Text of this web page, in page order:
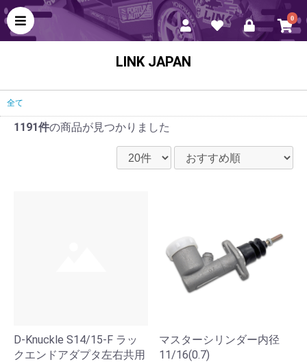
0
LINK JAPAN
全て
1191件の商品が見つかりました
D-Knuckle S14/15-F ラッ
クエンドアダプタ左右共用
マスターシリンダー内径
11/16(0.7)